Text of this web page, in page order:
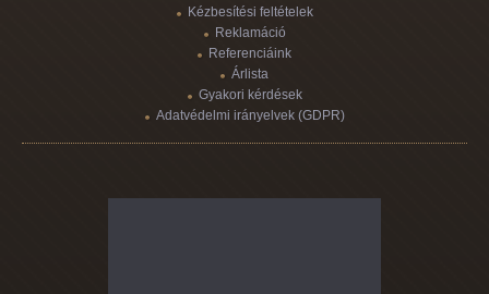
Kézbesítési feltételek
Reklamáció
Referenciáink
Árlista
Gyakori kérdések
Adatvédelmi irányelvek (GDPR)